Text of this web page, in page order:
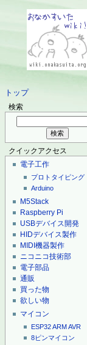
トップ
検索
クイックアクセス
電子工作
プロトタイピング
Arduino
M5Stack
Raspberry Pi
USBデバイス開発
HIDデバイス製作
MIDI機器製作
ニコニコ技術部
電子部品
通販
買った物
欲しい物
マイコン
ESP32ARMAVR
8ピンマイコン